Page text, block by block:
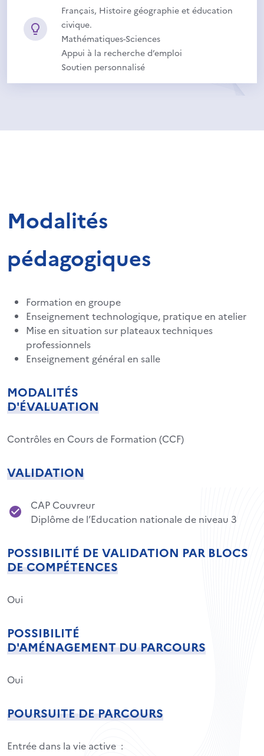
Français, Histoire géographie et éducation
civique.
Mathématiques-Sciences
Appui à la recherche d’emploi
Soutien personnalisé
Modalités
pédagogiques
Formation en groupe
Enseignement technologique, pratique en atelier
Mise en situation sur plateaux techniques
professionnels
Enseignement général en salle
MODALITÉS
D'ÉVALUATION
Contrôles en Cours de Formation (CCF)
VALIDATION
CAP Couvreur
Diplôme de l’Education nationale de niveau 3
POSSIBILITÉ DE VALIDATION PAR BLOCS
DE COMPÉTENCES
Oui
POSSIBILITÉ
D'AMÉNAGEMENT DU PARCOURS
Oui
POURSUITE DE PARCOURS
Entrée dans la vie active :